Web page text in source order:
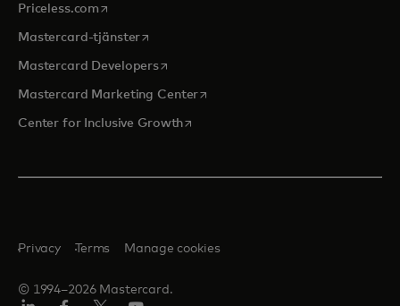
Priceless.com opens in a new tab
Mastercard-tjänsteropens in a new tab
Mastercard Developersopens in a new tab
Mastercard Marketing Centeropens in a new tab
Center for Inclusive Growthopens in a new tab
© 1994–2026 Mastercard.
Privacy Terms Manage cookies